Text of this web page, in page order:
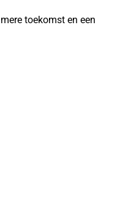
toekomst en een